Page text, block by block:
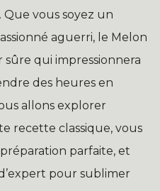
vous soyez un
aguerri, le Melon
sûre qui impressionnera
des heures en
allons explorer
recette classique, vous
parfaite, et
pour sublimer